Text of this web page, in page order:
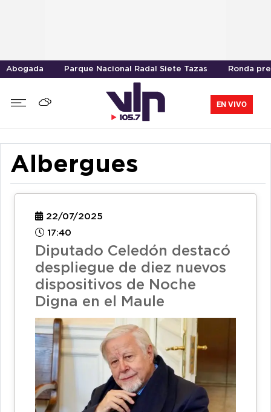
Abogada Parque Nacional Radal Siete Tazas Ronda
EN VIVO
Albergues
22/07/2025
17:40
Diputado Celedón destacó
despliegue de diez nuevos
dispositivos de Noche
Digna en el Maule